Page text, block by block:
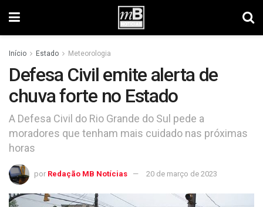
Início Estado Meteorologia
Defesa Civil emite alerta de
chuva forte no Estado
A Defesa Civil do Rio Grande do Sul pede a
moradores que tenham mais cuidado nas próximas
horas
por Redação MB Notícias 20 de março de 2023